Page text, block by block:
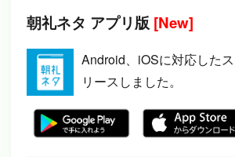
朝礼ネタ アプリ版 [New]
Android、iOSに対応した
リースしました。